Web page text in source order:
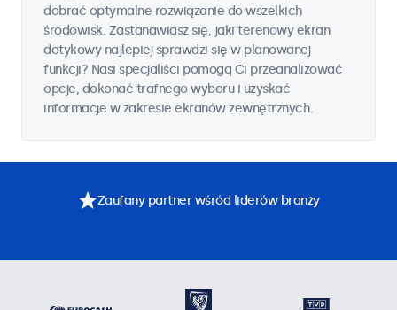
dobrać optymalne rozwiązanie do wszelkich
środowisk. Zastanawiasz się, jaki terenowy ekran
dotykowy najlepiej sprawdzi się w planowanej
funkcji? Nasi specjaliści pomogą Ci przeanalizować
opcje, dokonać trafnego wyboru i uzyskać
informacje w zakresie ekranów zewnętrznych.
Zaufany partner wśród liderów branży